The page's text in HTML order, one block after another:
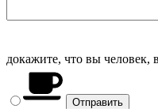
докажите, что вы человек,